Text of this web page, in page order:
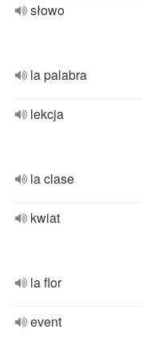
słowo
la palabra
lekcja
la clase
kwiat
la flor
event